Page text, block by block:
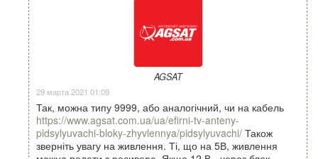
AGSAT
29 марта 2021 01:09
Так, можна типу 9999, або аналогічний, чи на кабель
https://www.agsat.com.ua/ua/efirni-tv-anteny-
pidsylyuvachi-bloky-zhyvlennya/pidsylyuvachi/ Також
зверніть увагу на живлення. Ті, що на 5В, живлення